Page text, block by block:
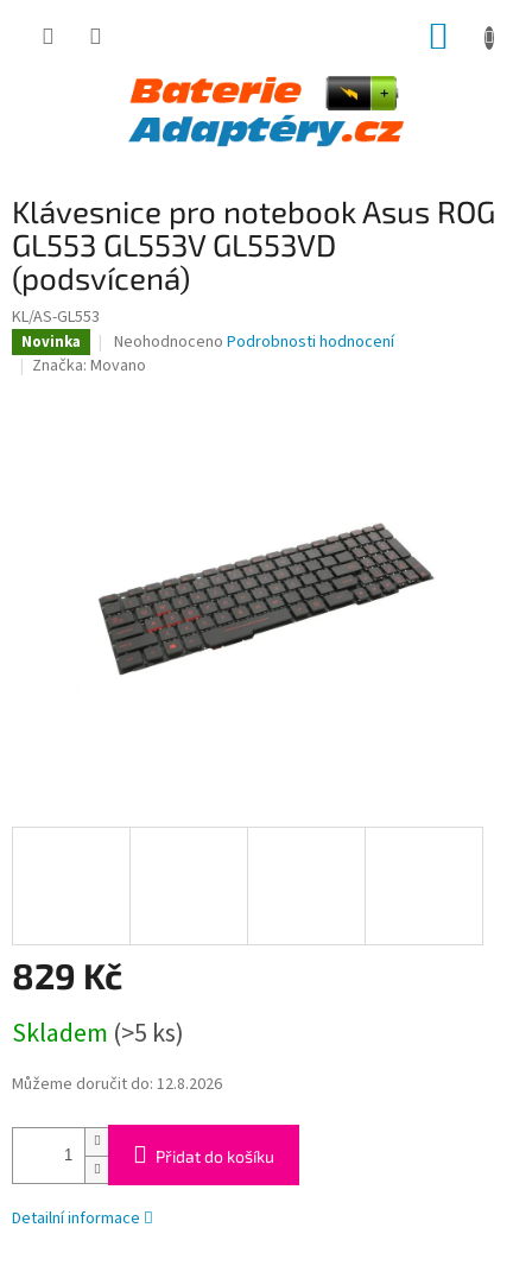
Klávesnice pro notebook Asus ROG
GL553 GL553V GL553VD
(podsvícená)
KL/AS-GL553
Novinka
Průměrné
hodnocení
Neohodnoceno Podrobnosti hodnocení
Značka: Movano
829 Kč
cena:
Skladem (>5 ks)
Můžeme doručit do: 12.8.2026
Přidat do košíku
Detailní informace